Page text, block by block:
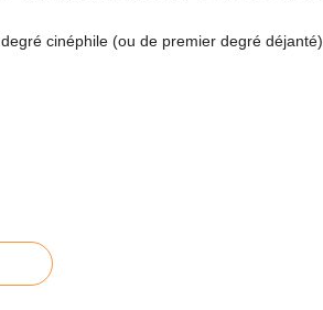
cinéphile (ou de premier degré déjanté).